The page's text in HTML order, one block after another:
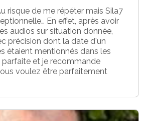
risque de me répéter mais Sila7
En effet, après avoir
audios sur situation donnée,
précision dont la date d'un
étaient mentionnés dans les
parfaite et je recommande
voulez être parfaitement